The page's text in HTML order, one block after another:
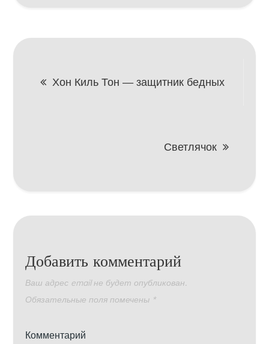
Навигация
Хон Киль Тон — защитник бедных
Светлячок
Добавить комментарий
Ваш адрес email не будет опубликован.
Обязательные поля помечены *
Комментарий